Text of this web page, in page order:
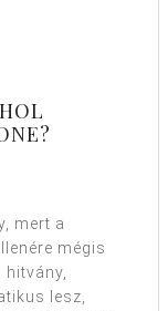
mert a
mégis
lesz,